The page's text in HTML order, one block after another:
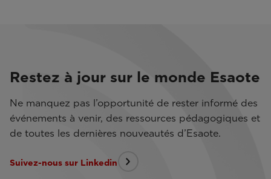
Restez à jour sur le monde Esaote
Ne manquez pas l’opportunité de rester informé des
événements à venir, des ressources pédagogiques et
de toutes les dernières nouveautés d’Esaote.
Suivez-nous sur Linkedin